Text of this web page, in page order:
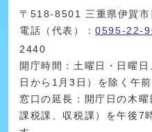
〒518-8501 三重県伊賀
電話（代表）：0595-22-
2440
開庁時間：土曜日・日曜
日から1月3日）を除く午
窓口の延長：開庁日の木曜
課税課、収税課）を午後7